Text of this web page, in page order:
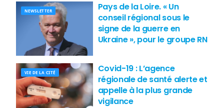
NEWSLETTER
Pays de la Loire. « Un
conseil régional sous le
signe de la guerre en
Ukraine », pour le groupe RN
VIE DE LA CITÉ
Covid-19 : L’agence
régionale de santé alerte et
appelle à la plus grande
vigilance